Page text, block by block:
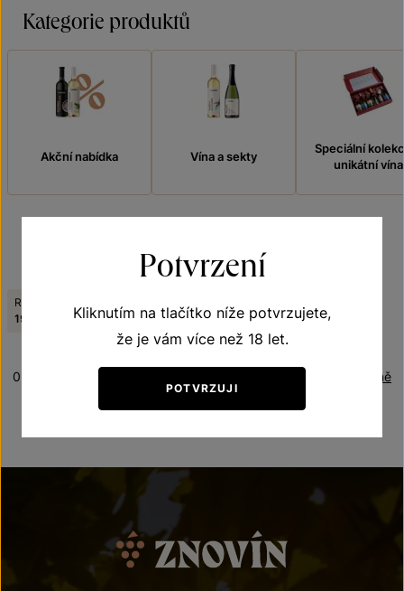
Kategorie produktů
Akční nabídka Vína a sekty
Speciální
unikátní vína
Ročník:
1998
Genus regis
Zrušit filtry
Abecedně
0 produktů
Potvrzení
Kliknutím na tlačítko níže potvrzujete,
že je vám více než 18 let.
POTVRZUJI